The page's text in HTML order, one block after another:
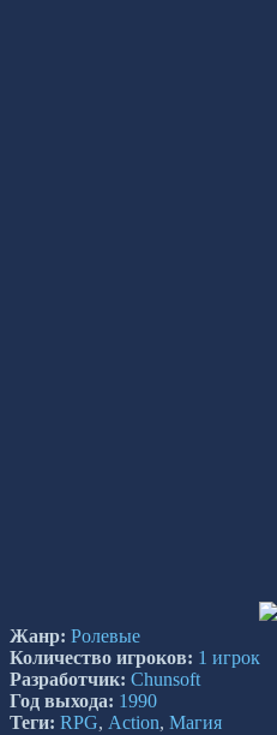
Жанр: Ролевые
Количество игроков: 1 игрок
Разработчик: Chunsoft
Год выхода: 1990
Теги: RPG, Action, Магия